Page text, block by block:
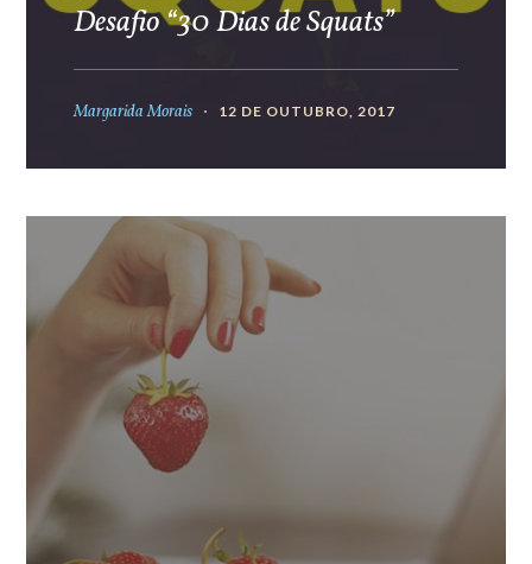
Desafio “30 Dias de Squats”
Margarida Morais 12 DE OUTUBRO, 2017